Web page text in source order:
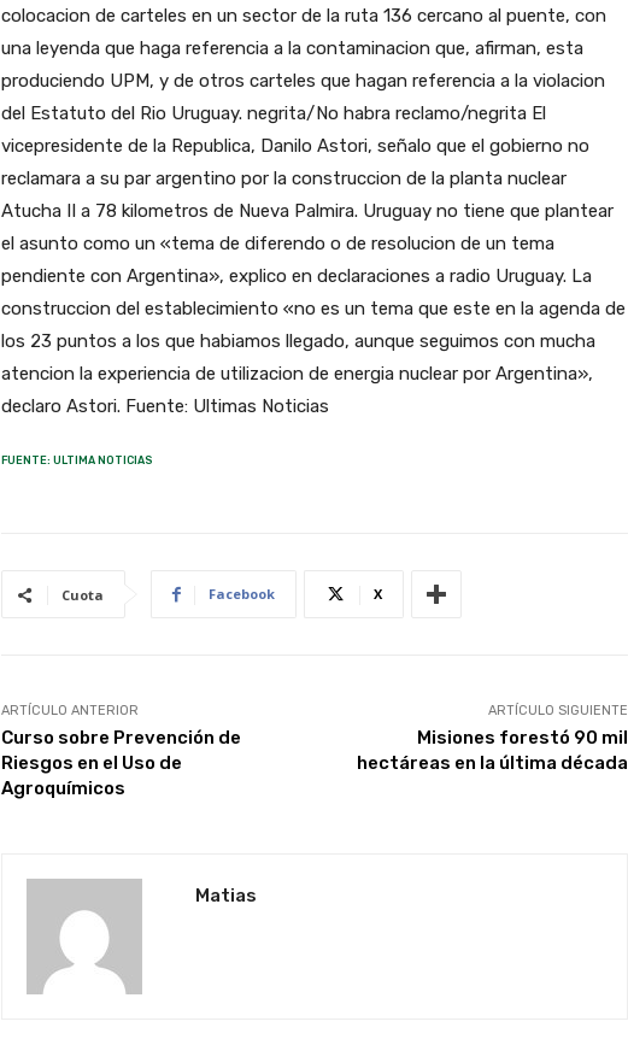
colocacion de carteles en un sector de la ruta 136 cercano al puente, con
una leyenda que haga referencia a la contaminacion que, afirman, esta
produciendo UPM, y de otros carteles que hagan referencia a la violacion
del Estatuto del Rio Uruguay. negrita/No habra reclamo/negrita El
vicepresidente de la Republica, Danilo Astori, señalo que el gobierno no
reclamara a su par argentino por la construccion de la planta nuclear
Atucha II a 78 kilometros de Nueva Palmira. Uruguay no tiene que plantear
el asunto como un «tema de diferendo o de resolucion de un tema
pendiente con Argentina», explico en declaraciones a radio Uruguay. La
construccion del establecimiento «no es un tema que este en la agenda de
los 23 puntos a los que habiamos llegado, aunque seguimos con mucha
atencion la experiencia de utilizacion de energia nuclear por Argentina»,
declaro Astori. Fuente: Ultimas Noticias
FUENTE: ULTIMA NOTICIAS
Cuota Facebook X
ARTÍCULO ANTERIOR
Curso sobre Prevención de
Riesgos en el Uso de
Agroquímicos
ARTÍCULO SIGUIENTE
Misiones forestó 90 mil
hectáreas en la última década
Matias